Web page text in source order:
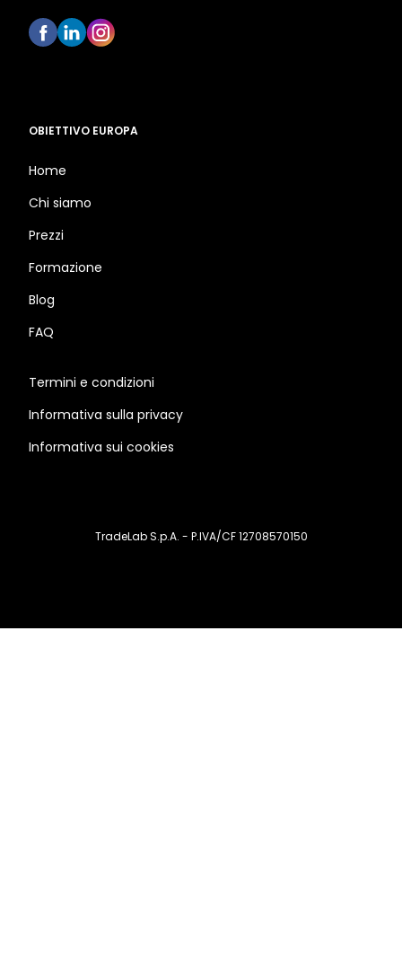
OBIETTIVO EUROPA
Home
Chi siamo
Prezzi
Formazione
Blog
FAQ
Termini e condizioni
Informativa sulla privacy
Informativa sui cookies
TradeLab S.p.A. - P.IVA/CF 12708570150